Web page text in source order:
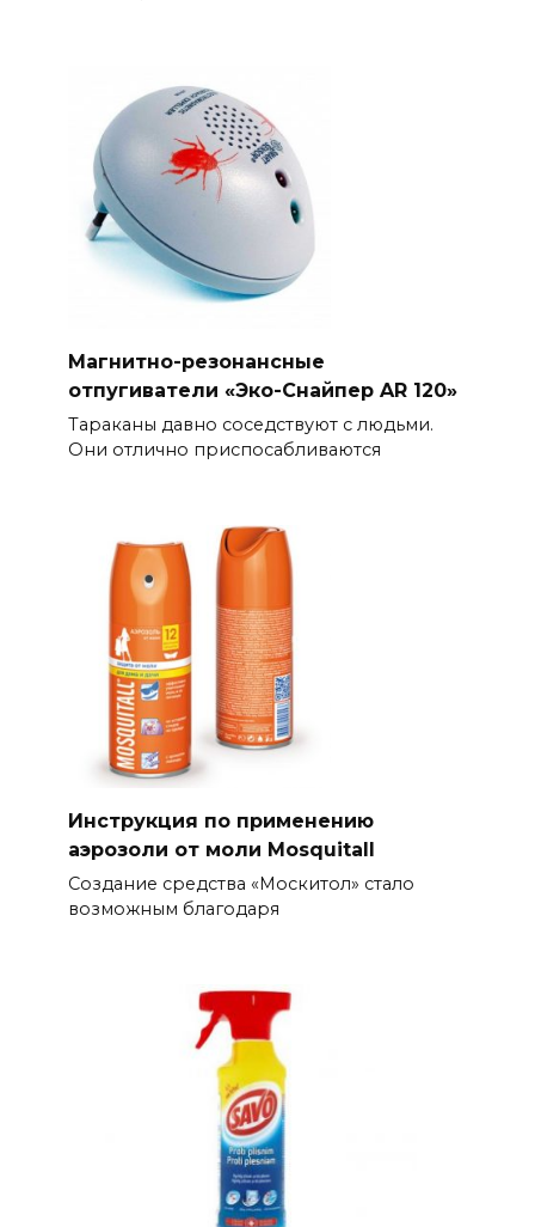
Магнитно-резонансные
отпугиватели «Эко-Снайпер AR 120»
Тараканы давно соседствуют с людьми.
Они отлично приспосабливаются
Инструкция по применению
аэрозоли от моли Mosquitall
Создание средства «Москитол» стало
возможным благодаря